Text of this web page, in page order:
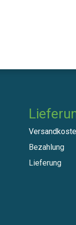
Bezahlung
Lieferung​